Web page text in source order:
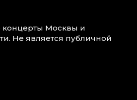
Москвы и
Не является публичной